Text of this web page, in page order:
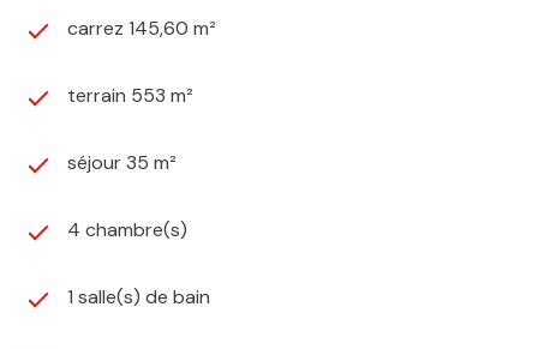
carrez 145,60 m²
terrain 553 m²
séjour 35 m²
4 chambre(s)
1 salle(s) de bain